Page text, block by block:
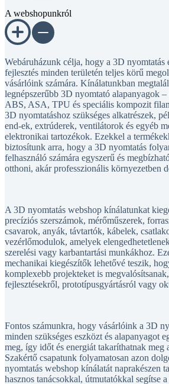
fejlesztés minden területén teljes körű
vásárlóink számára. Kínálatunkban
legnépszerűbb 3D nyomtató alapanyagok
ABS, ASA, TPU és speciális kompozit
3D nyomtatáshoz szükséges alkatrészek,
end-ek, extrúderek, ventilátorok és egyéb
elektronikai tartozékok. Ezekkel a
biztosítunk arra, hogy a 3D nyomtatás
felhasználó számára egyszerű és
otthoni, akár professzionális környezetben
precíziós szerszámok, mérőműszerek,
csavarok, anyák, távtartók, kábelek,
vezérlőmodulok, amelyek
szerelési vagy karbantartási munkákhoz.
mechanikai kiegészítők lehetővé teszik,
komplexebb projekteket is megvalósítsanak,
fejlesztésekről, prototípusgyártásról vagy
minden szükséges eszközt és alapanyagot
meg, így időt és energiát takaríthatnak meg
Szakértő csapatunk folyamatosan azon
nyomtatás webshop kínálatát naprakészen
hasznos tanácsokkal, útmutatókkal segítse
kiválasztásában. Webáruházunkban a